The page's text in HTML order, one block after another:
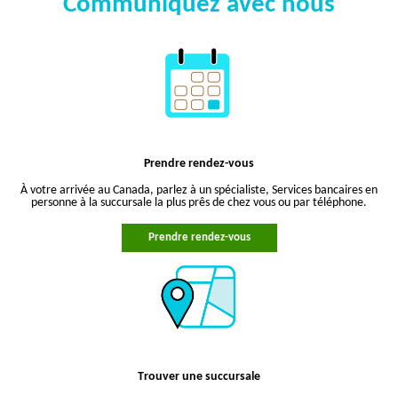
Prendre rendez-vous
À votre arrivée au Canada, parlez à un spécialiste, Services bancaires en
personne à la succursale la plus prês de chez vous ou par téléphone.
Prendre rendez-vous
Trouver une succursale